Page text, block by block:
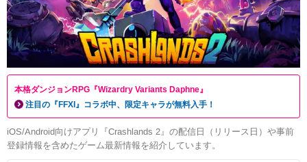
本格ダンジョンRPG『Wizardry Variants Daphne』
注目の『FFXI』コラボ中、限定キャラが無料入手！
iOS/Android向けアプリ『Crashlands 2』の配信日（リリース日）や事前
登録情報を含めたゲーム最新情報を紹介しています。